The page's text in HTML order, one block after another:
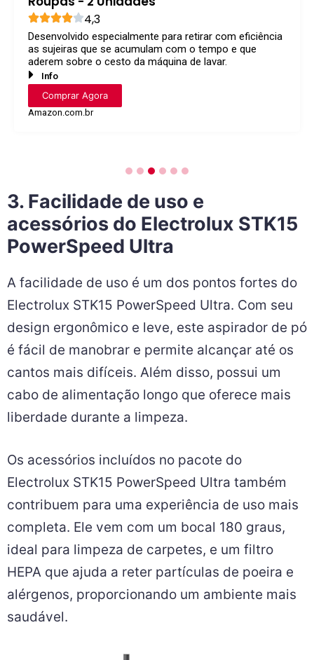
Brilhante Limpeza Total - Lava Roupas
Líquido 3L
4,8
Brilhante Limpeza Total combina os melhores
resultados de limpeza com a proteção das cores dos
tecidos.
Info
Comprar Agora
4 5 6
3. Facilidade de uso e
acessórios do Electrolux STK15
PowerSpeed Ultra
A facilidade de uso é um dos pontos fortes do
Electrolux STK15 PowerSpeed Ultra. Com seu
design ergonômico e leve, este aspirador de pó
é fácil de manobrar e permite alcançar até os
cantos mais difíceis. Além disso, possui um
cabo de alimentação longo que oferece mais
liberdade durante a limpeza.
Os acessórios incluídos no pacote do
Electrolux STK15 PowerSpeed Ultra também
contribuem para uma experiência de uso mais
completa. Ele vem com um bocal 180 graus,
ideal para limpeza de carpetes, e um filtro
HEPA que ajuda a reter partículas de poeira e
alérgenos, proporcionando um ambiente mais
saudável.